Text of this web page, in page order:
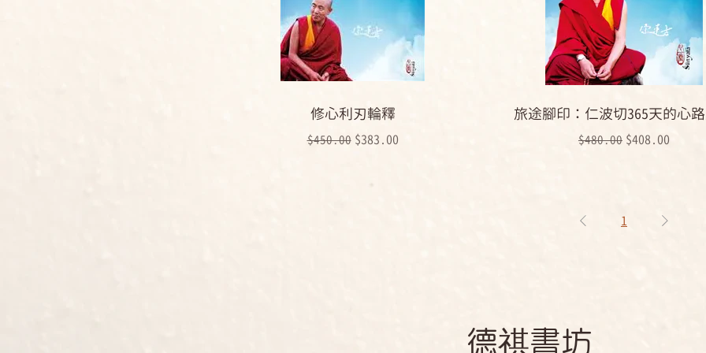
修心利刃輪釋
一般價格
$450.00 促銷價格
$383.00
旅途腳印：仁波切365天的心
一般價格
$480.00 促銷價格
$408.00
1
​德祺書坊